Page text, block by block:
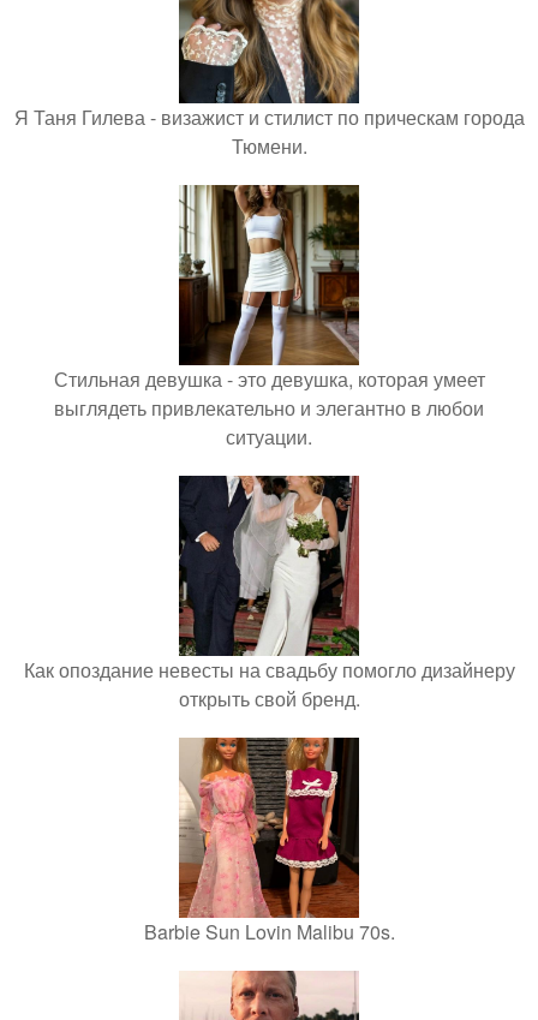
Я Таня Гилева - визажист и стилист по прическам города
Тюмени.
Стильная девушка - это девушка, которая умеет
выглядеть привлекательно и элегантно в любои
ситуации.
Как опоздание невесты на свадьбу помогло дизайнеру
открыть свой бренд.
Barbie Sun Lovin Malibu 70s.